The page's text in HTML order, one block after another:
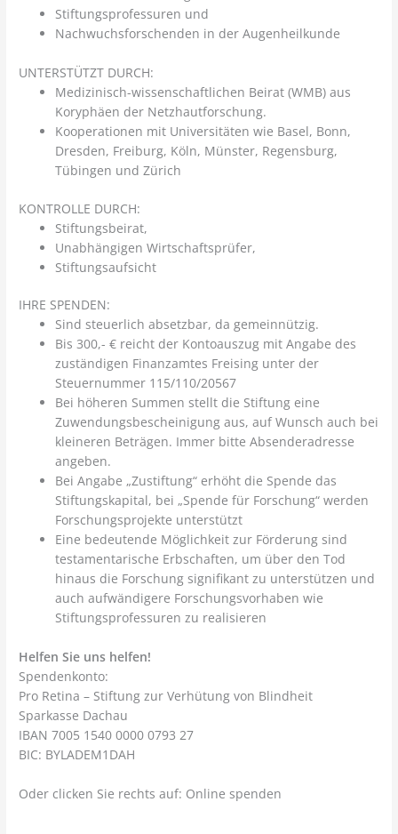
Stiftungsprofessuren und
Nachwuchsforschenden in der Augenheilkunde
UNTERSTÜTZT DURCH:
Medizinisch-wissenschaftlichen Beirat (WMB) aus
Koryphäen der Netzhautforschung.
Kooperationen mit Universitäten wie Basel, Bonn,
Dresden, Freiburg, Köln, Münster, Regensburg,
Tübingen und Zürich
KONTROLLE DURCH:
Stiftungsbeirat,
Unabhängigen Wirtschaftsprüfer,
Stiftungsaufsicht
IHRE SPENDEN:
Sind steuerlich absetzbar, da gemeinnützig.
Bis 300,- € reicht der Kontoauszug mit Angabe des
zuständigen Finanzamtes Freising unter der
Steuernummer 115/110/20567
Bei höheren Summen stellt die Stiftung eine
Zuwendungsbescheinigung aus, auf Wunsch auch bei
kleineren Beträgen. Immer bitte Absenderadresse
angeben.
Bei Angabe „Zustiftung“ erhöht die Spende das
Stiftungskapital, bei „Spende für Forschung“ werden
Forschungsprojekte unterstützt
Eine bedeutende Möglichkeit zur Förderung sind
testamentarische Erbschaften, um über den Tod
hinaus die Forschung signifikant zu unterstützen und
auch aufwändigere Forschungsvorhaben wie
Stiftungsprofessuren zu realisieren
Helfen Sie uns helfen!
Spendenkonto:
Pro Retina – Stiftung zur Verhütung von Blindheit
Sparkasse Dachau
IBAN 7005 1540 0000 0793 27
BIC: BYLADEM1DAH
Oder clicken Sie rechts auf: Online spenden